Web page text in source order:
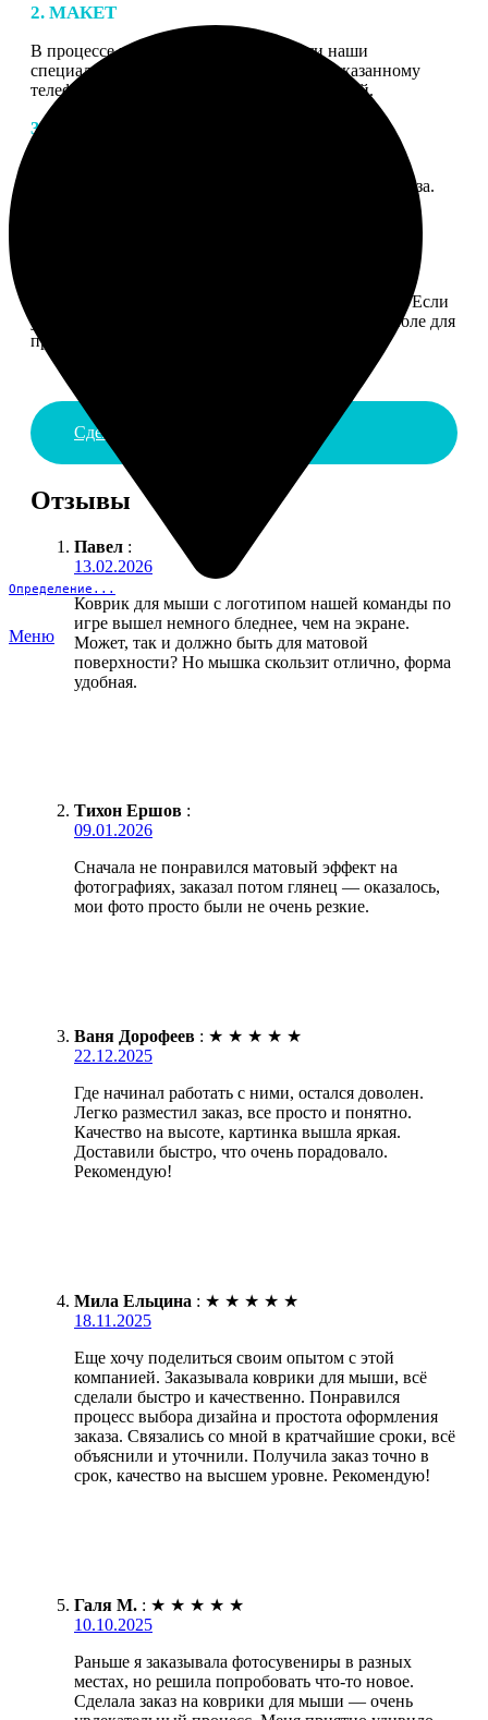
Определение...
Меню
2. МАКЕТ
В процессе подготовки заказа к печати наши
специалисты могут связаться с Вами по указанному
телефону или email для согласования деталей.
3. ИЗГОТОВЛЕНИЕ
получите подтверждение на email с описанием заказа.
Введите адрес и выберите способ доставки заказа. Если
у вас есть промокод, введите его в специальное поле для
промокода.
Сделать заказ
Отзывы
Павел :
13.02.2026
Коврик для мыши с логотипом нашей команды по
игре вышел немного бледнее, чем на экране.
Может, так и должно быть для матовой
поверхности? Но мышка скользит отлично, форма
удобная.
Тихон Ершов :
09.01.2026
Сначала не понравился матовый эффект на
фотографиях, заказал потом глянец — оказалось,
мои фото просто были не очень резкие.
Ваня Дорофеев : ★ ★ ★ ★ ★
22.12.2025
Где начинал работать с ними, остался доволен.
Легко разместил заказ, все просто и понятно.
Качество на высоте, картинка вышла яркая.
Доставили быстро, что очень порадовало.
Рекомендую!
Мила Ельцина : ★ ★ ★ ★ ★
18.11.2025
Еще хочу поделиться своим опытом с этой
компанией. Заказывала коврики для мыши, всё
сделали быстро и качественно. Понравился
процесс выбора дизайна и простота оформления
заказа. Связались со мной в кратчайшие сроки, всё
объяснили и уточнили. Получила заказ точно в
срок, качество на высшем уровне. Рекомендую!
Галя М. : ★ ★ ★ ★ ★
10.10.2025
Раньше я заказывала фотосувениры в разных
местах, но решила попробовать что-то новое.
Сделала заказ на коврики для мыши — очень